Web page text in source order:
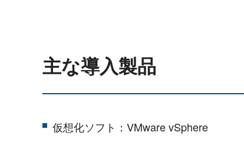
主な導入製品
仮想化ソフト：VMware vSphere